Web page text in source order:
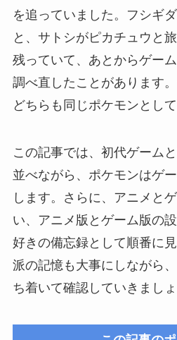
を追っていました。フシギ
と、サトシがピカチュウと
残っていて、あとからゲー
調べ直したことがあります
どちらも同じポケモンとして
この記事では、初代ゲーム
並べながら、ポケモンはゲ
します。さらに、アニメと
い、アニメ版とゲーム版の
好きの備忘録として順番に
派の記憶も大事にしながら
ち着いて確認していきましょ